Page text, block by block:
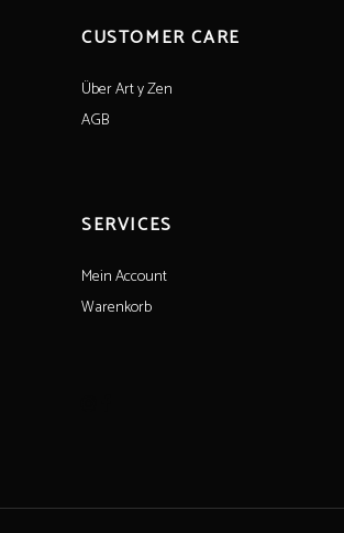
CUSTOMER CARE
Über Art y Zen
AGB
SERVICES
Mein Account
Warenkorb